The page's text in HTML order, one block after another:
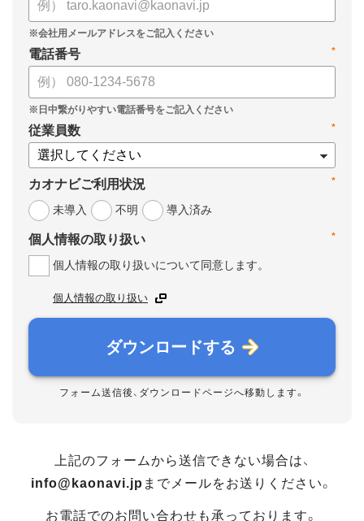
*
電話番号
*
従業員数
*
カオナビご利用状況
未導入
不明 導入済み
*
個人情報の取り扱い
個人情報の取り扱いについて同意します。
個人情報の取り扱い
ダウンロードする
フォーム送信後、ダウンロードページへ移動します。
上記のフォームから送信できない場合は、
info@kaonavi.jp までメールをお送りください。
お電話でのお問い合わせも承っております。